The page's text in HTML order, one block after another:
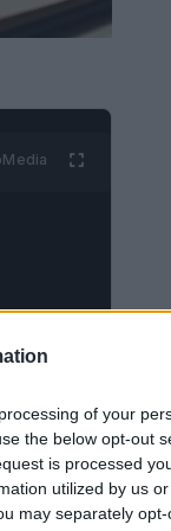
of your
the below opt-out
is processed
utilized by us
may separately
Media
ma
per
sta
di